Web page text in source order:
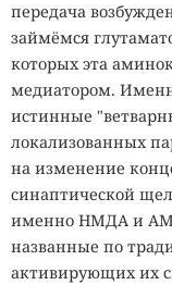
передача
займёмся
которых эта
медиатором.
истинные
локализованных
на изменение
синaптической
именно НМДА и
названные по
активирующих их